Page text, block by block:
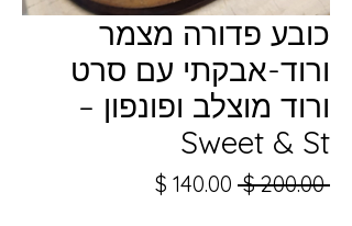
כובע פדורה מצמר
ורוד-אבקתי עם סרט
ורוד מוצלב ופונפון –
Sweet & St
‏200.00 ‏$
מחיר
מחיר